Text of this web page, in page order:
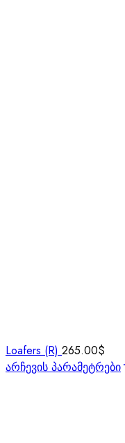
Loafers (R) 265.00$
არჩევის პარამეტრები